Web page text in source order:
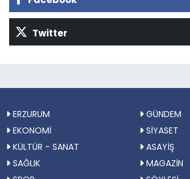
Twitter
ERZURUM
GÜNDEM
EKONOMİ
SİYASET
KÜLTÜR - SANAT
ASAYİŞ
SAĞLIK
MAGAZİN